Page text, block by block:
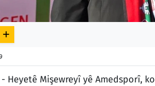
Heyetê Mişewreyî yê Amedsporî,